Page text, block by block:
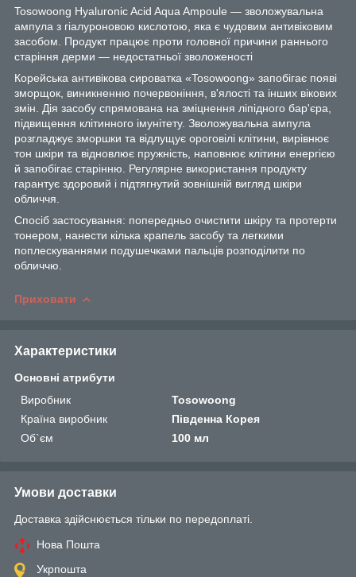
Tosowoong Hyaluronic Acid Aqua Ampoule — зволожувальна
ампула з гіалуроновою кислотою, яка є чудовим антивіковим
засобом. Продукт працює проти головної причини раннього
старіння дерми — недостатньої зволоженості
Корейська антивікова сироватка «Tosowoong» запобігає появі
зморщок, виникненню почервоніння, в'ялості та інших вікових
змін. Дія засобу спрямована на зміцнення ліпідного бар'єра,
підвищення клітинного імунітету. Зволожувальна ампула
розгладжує зморшки та відлущує ороговілі клітини, вирівнює
тон шкіри та відновлює пружність, наповнює клітини енергією
й запобігає старінню. Регулярне використання продукту
гарантує здоровий і підтягнутий зовнішній вигляд шкіри
обличчя.
Спосіб застосування: попередньо очистити шкіру та протерти
тонером, нанести кілька крапель засобу та легкими
поплескуваннями подушечками пальців розподілити по
обличчю.
Приховати
Характеристики
Основні атрибути
Виробник
Tosowoong
Країна виробник
Південна Корея
Об`єм
100 мл
Умови доставки
Доставка здійснюється тільки по передоплаті.
Нова Пошта
Укрпошта